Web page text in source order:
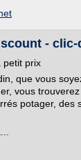
-
petit prix
que vous
vous
potager,